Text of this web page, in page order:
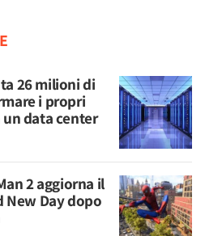
26 milioni di
i propri
data center
2 aggiorna il
New Day dopo